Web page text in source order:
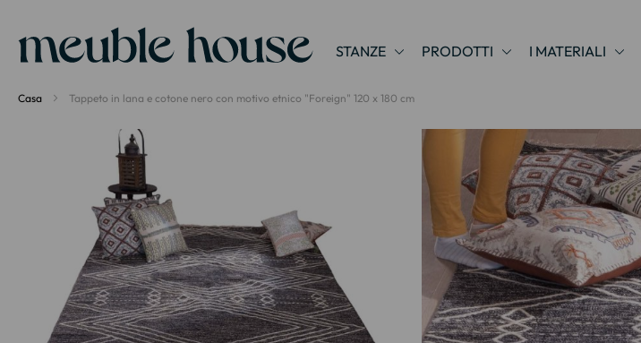
STANZE PRODOTTI I MATERIALI
Casa Tappeto in lana e cotone nero con motivo etnico "Foreign" 120 x 180 cm